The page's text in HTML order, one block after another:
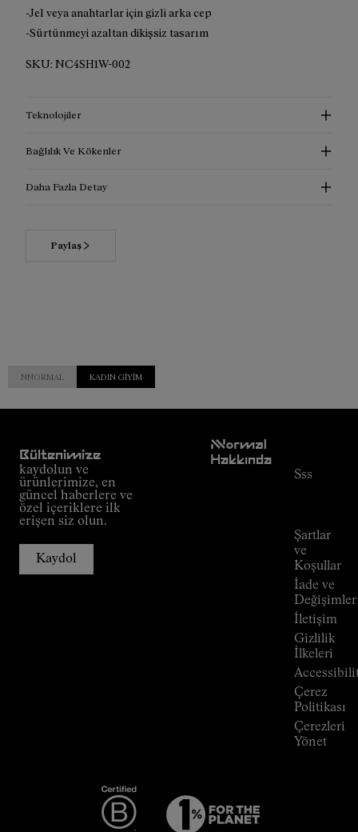
-Jel veya anahtarlar için gizli arka cep
-Sürtünmeyi azaltan dikişsiz tasarım
SKU: NC4SH1W-002
Teknolojiler
Bağlılık Ve Kökenler
Daha Fazla Detay
Paylaş
NNORMAL KADIN GIYIM
Bültenimize
kaydolun ve
ürünlerimize, en
güncel haberlere ve
özel içeriklere ilk
erişen siz olun.
Kaydol
NNormal
Hakkında
Sss
Şartlar
ve
Koşullar
İade ve
Değişimler
İletişim
Gizlilik
İlkeleri
Çerez
Politikası
Çerezleri
Yönet